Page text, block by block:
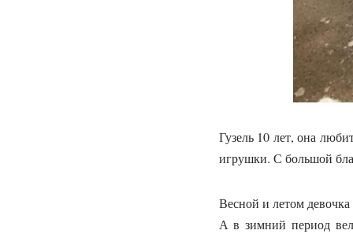
Гузель 10 лет, она
игрушки. С большой
Весной и летом
А в зимний период